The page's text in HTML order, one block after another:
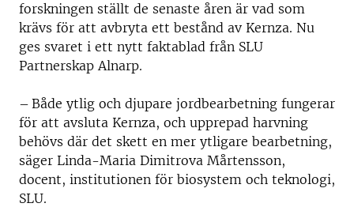
forskningen ställt de senaste åren är vad som
krävs för att avbryta ett bestånd av Kernza. Nu
ges svaret i ett nytt faktablad från SLU
Partnerskap Alnarp.
– Både ytlig och djupare jordbearbetning fungerar
för att avsluta Kernza, och upprepad harvning
behövs där det skett en mer ytligare bearbetning,
säger Linda-Maria Dimitrova Mårtensson,
docent, institutionen för biosystem och teknologi,
SLU.